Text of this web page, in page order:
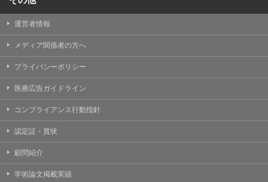
運営者情報
メディア関係者の方へ
プライバシーポリシー
医療広告ガイドライン
コンプライアンス行動指針
認定証・賞状
顧問紹介
学術論文掲載実績